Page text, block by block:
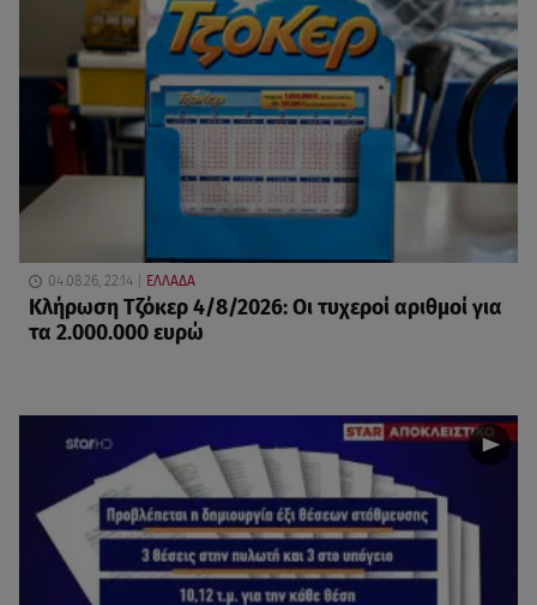
04.08.26, 22:14 ΕΛΛΑΔΑ
Κλήρωση Tζόκερ 4/8/2026: Οι τυχεροί αριθμοί για
τα 2.000.000 ευρώ